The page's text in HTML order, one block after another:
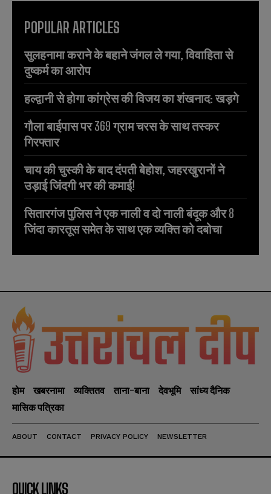
POPULAR ARTICLES
सुलहनामा कराने के बहाने जंगल ले गया, विवाहिता से
दुष्कर्म का आरोप
हल्द्वानी से होगा कांग्रेस की विजय का शंखनाद: खड़गे
गौला बाईपास पर 369 ग्राम चरस के साथ तस्कर
गिरफ्तार
चाय की चुस्की के बाद दंपती बेहोश, जहरखुरानों ने
उड़ाई जिंदगी भर की कमाई!
सितारगंज पुलिस ने एक नाली व दो नाली बंदूक और 8
जिंदा कारतूस समेत के साथ एक व्यक्ति को दबोचा
होम खबरनामा व्यक्तितव ताना-बाना देवभूमि
सांध्य दैनिक
मासिक पत्रिका
ABOUT CONTACT PRIVACY POLICY NEWSLETTER
QUICK LINKS